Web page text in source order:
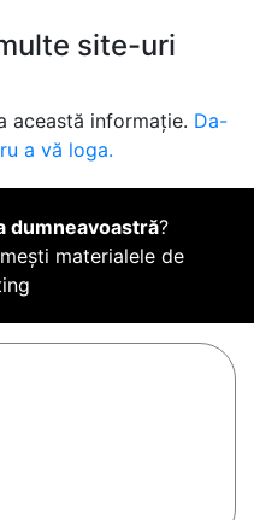
site-uri
această informație. Da-
a vă loga.
dumneavoastră?
materialele de